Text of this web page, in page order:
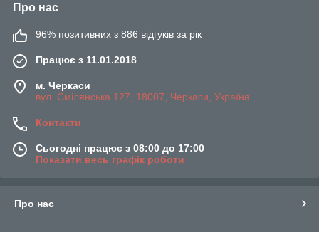
Про нас
96% позитивних з 886 відгуків за рік
Працює з 11.01.2018
м. Черкаси
вул. Смілянська 127, 18007, Черкаси, Україна
Контакти
Сьогодні працює з 08:00 до 17:00
Показати весь графік роботи
Про нас